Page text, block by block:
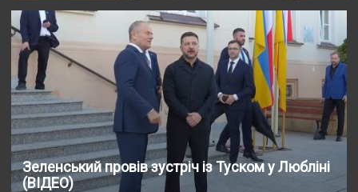
Зеленський провів зустріч із Туском у Любліні
(ВІДЕО)